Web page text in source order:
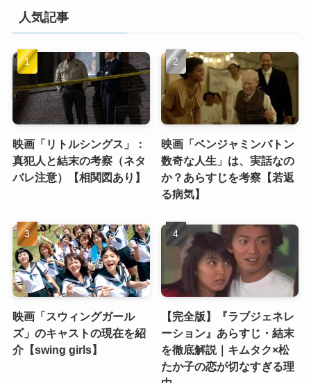
人気記事
映画「リトルシングス」：
真犯人と結末の考察（ネタ
バレ注意）【相関図あり】
映画「ベンジャミンバトン
数奇な人生」は、実話なの
か？あらすじを考察【若返
る病気】
映画「スウィングガール
ズ」のキャストの現在を紹
介【swing girls】
【完全版】『ラブジェネレ
ーション』あらすじ・結末
を徹底解説｜キムタク×松
たか子の恋が切なすぎる理